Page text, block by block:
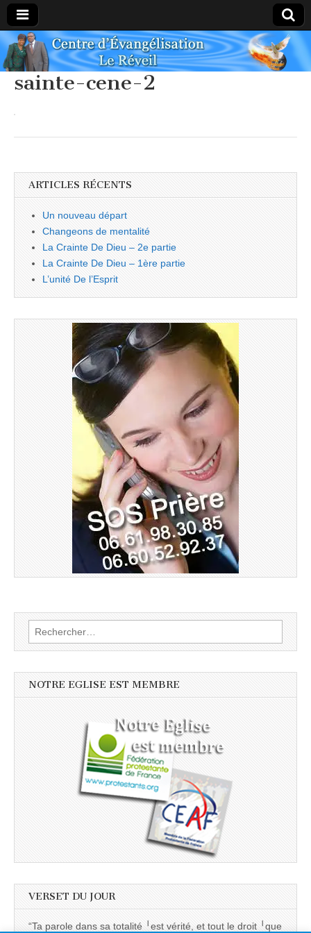
Centre
Évangélique
Le Réveil
sainte-cene-2
ARTICLES RÉCENTS
Un nouveau départ
Changeons de mentalité
La Crainte De Dieu – 2e partie
La Crainte De Dieu – 1ère partie
L’unité De l’Esprit
Rechercher :
NOTRE EGLISE EST MEMBRE
VERSET DU JOUR
“Ta parole dans sa totalité ╵est vérité, et tout le droit ╵que